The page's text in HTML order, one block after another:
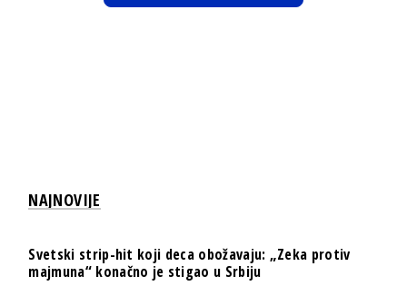
NAJNOVIJE
Svetski strip-hit koji deca obožavaju: „Zeka protiv
majmuna“ konačno je stigao u Srbiju